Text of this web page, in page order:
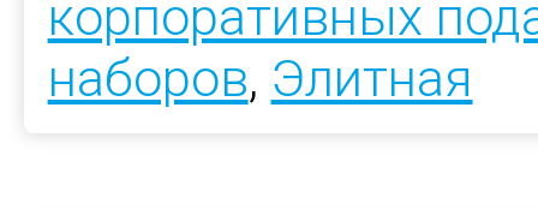
корпоративных
наборов, Элитная